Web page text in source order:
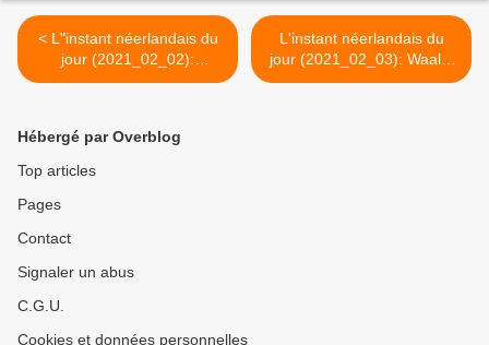
< L"instant néerlandais du
jour (2021_02_02):
provincie Luxemburg
L'instant néerlandais du
jour (2021_02_03): Waals-
Brabant >
Hébergé par Overblog
Top articles
Pages
Contact
Signaler un abus
C.G.U.
Cookies et données personnelles